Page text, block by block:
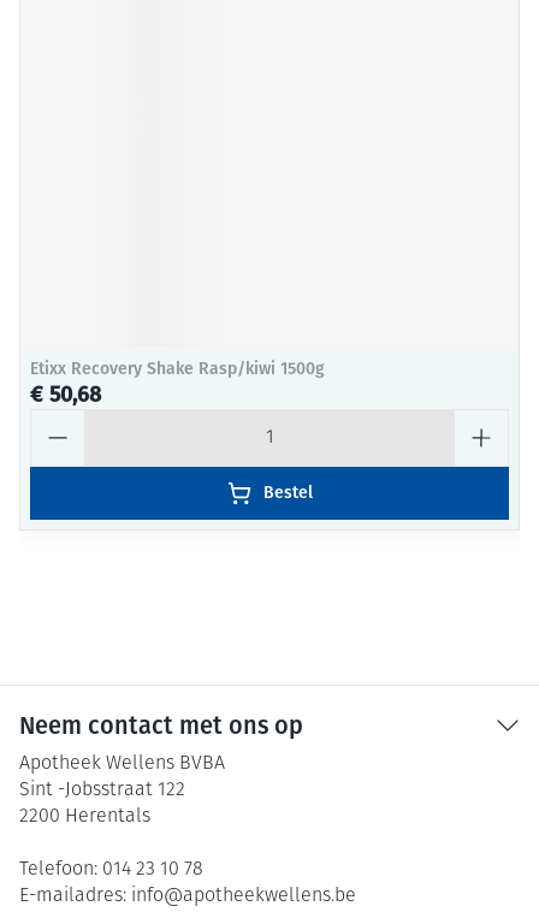
Etixx Recovery Shake Rasp/kiwi 1500g
€ 50,68
Bestel
Neem contact met ons op
Apotheek Wellens BVBA
Sint -Jobsstraat 122
2200 Herentals
Telefoon: 014 23 10 78
E-mailadres: info@apotheekwellens.be